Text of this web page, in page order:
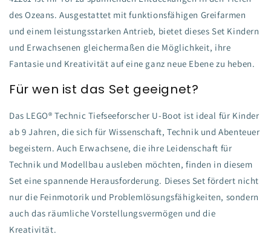
des Ozeans. Ausgestattet mit funktionsfähigen Greifarmen
und einem leistungsstarken Antrieb, bietet dieses Set Kindern
und Erwachsenen gleichermaßen die Möglichkeit, ihre
Fantasie und Kreativität auf eine ganz neue Ebene zu heben.
Für wen ist das Set geeignet?
Das LEGO® Technic Tiefseeforscher U-Boot ist ideal für Kinder
ab 9 Jahren, die sich für Wissenschaft, Technik und Abenteuer
begeistern. Auch Erwachsene, die ihre Leidenschaft für
Technik und Modellbau ausleben möchten, finden in diesem
Set eine spannende Herausforderung. Dieses Set fördert nicht
nur die Feinmotorik und Problemlösungsfähigkeiten, sondern
auch das räumliche Vorstellungsvermögen und die
Kreativität.